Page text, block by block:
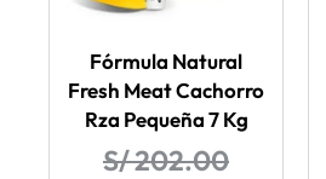
Fórmula Natural
Fresh Meat Cachorro
Rza Pequeña 7 Kg
S/202.00